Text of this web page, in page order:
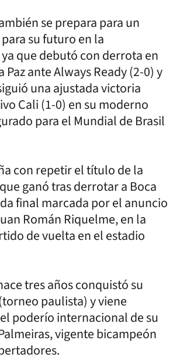
se prepara para un
su futuro en la
que debutó con derrota en
Paz ante Always Ready (2-0) y
una ajustada victoria
Cali (1-0) en su moderno
para el Mundial de Brasil
con repetir el título de la
ganó tras derrotar a Boca
final marcada por el anuncio
Román Riquelme, en la
de vuelta en el estadio
tres años conquistó su
paulista) y viene
poderío internacional de su
vigente bicampeón